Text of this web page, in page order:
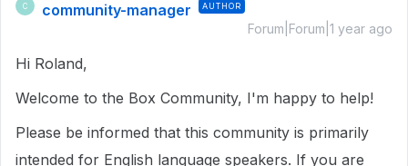
C community-manager AUTHOR
Forum|Forum|1 year ago
Hi Roland,
Welcome to the Box Community, I'm happy to help!
Please be informed that this community is primarily
intended for English language speakers. If you are